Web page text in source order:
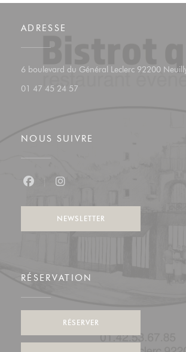
ADRESSE
6 boulevard du Général Leclerc 92200
01 47 45 24 57
NOUS SUIVRE
NEWSLETTER
RÉSERVATION
RÉSERVER